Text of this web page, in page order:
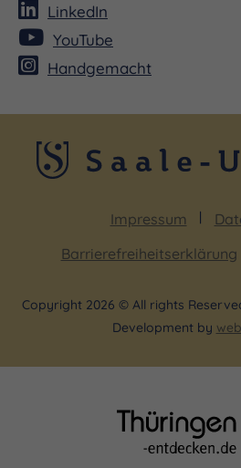
LinkedIn
YouTube
Handgemacht
Impressum
Barrierefreiheitserklärung
Copyright 2026 © All rights
Development by